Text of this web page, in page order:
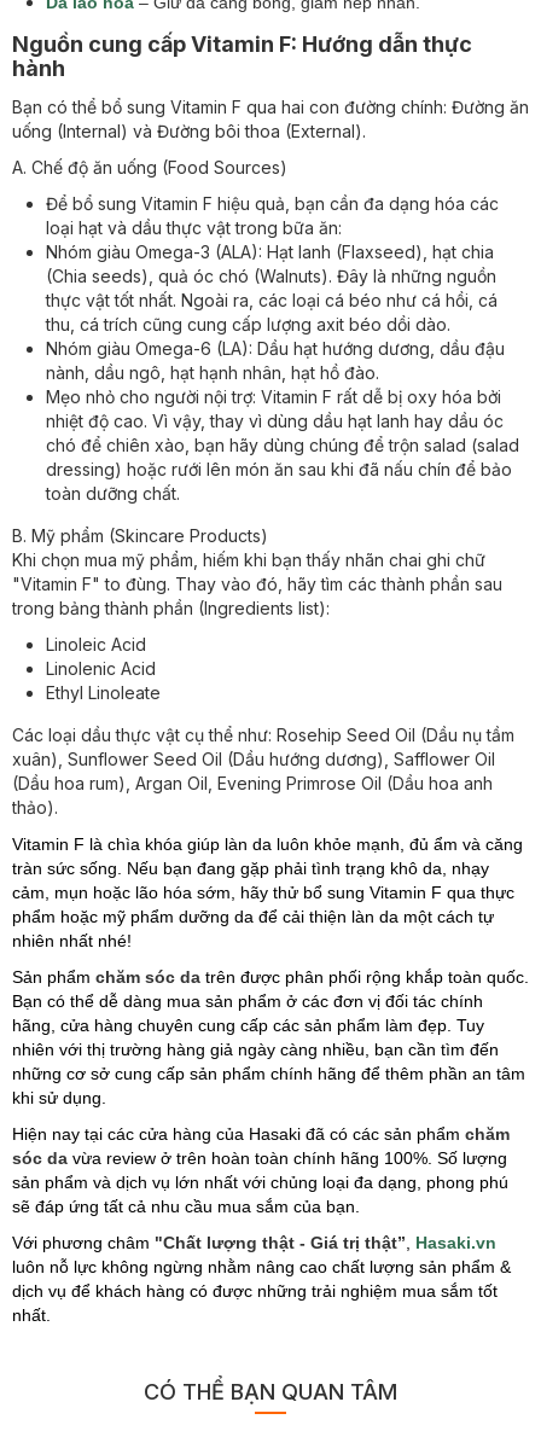
Nguồn cung cấp Vitamin F: Hướng dẫn thực
hành
Bạn có thể bổ sung Vitamin F qua hai con đường chính: Đường ăn
uống (Internal) và Đường bôi thoa (External).
A. Chế độ ăn uống (Food Sources)
Để bổ sung Vitamin F hiệu quả, bạn cần đa dạng hóa các
loại hạt và dầu thực vật trong bữa ăn:
Nhóm giàu Omega-3 (ALA): Hạt lanh (Flaxseed), hạt chia
(Chia seeds), quả óc chó (Walnuts). Đây là những nguồn
thực vật tốt nhất. Ngoài ra, các loại cá béo như cá hồi, cá
thu, cá trích cũng cung cấp lượng axit béo dồi dào.
Nhóm giàu Omega-6 (LA): Dầu hạt hướng dương, dầu đậu
nành, dầu ngô, hạt hạnh nhân, hạt hồ đào.
Mẹo nhỏ cho người nội trợ: Vitamin F rất dễ bị oxy hóa bởi
nhiệt độ cao. Vì vậy, thay vì dùng dầu hạt lanh hay dầu óc
chó để chiên xào, bạn hãy dùng chúng để trộn salad (salad
dressing) hoặc rưới lên món ăn sau khi đã nấu chín để bảo
toàn dưỡng chất.
B. Mỹ phẩm (Skincare Products)
Khi chọn mua mỹ phẩm, hiếm khi bạn thấy nhãn chai ghi chữ
"Vitamin F" to đùng. Thay vào đó, hãy tìm các thành phần sau
trong bảng thành phần (Ingredients list):
Linoleic Acid
Linolenic Acid
Ethyl Linoleate
Các loại dầu thực vật cụ thể như: Rosehip Seed Oil (Dầu nụ tầm
xuân), Sunflower Seed Oil (Dầu hướng dương), Safflower Oil
(Dầu hoa rum), Argan Oil, Evening Primrose Oil (Dầu hoa anh
thảo).
Vitamin F là chìa khóa giúp làn da luôn khỏe mạnh, đủ ẩm và căng
tràn sức sống. Nếu bạn đang gặp phải tình trạng khô da, nhạy
cảm, mụn hoặc lão hóa sớm, hãy thử bổ sung Vitamin F qua thực
phẩm hoặc mỹ phẩm dưỡng da để cải thiện làn da một cách tự
nhiên nhất nhé!
Sản phẩm chăm sóc da trên được phân phối rộng khắp toàn quốc.
Bạn có thể dễ dàng mua sản phẩm ở các đơn vị đối tác chính
hãng, cửa hàng chuyên cung cấp các sản phẩm làm đẹp. Tuy
nhiên với thị trường hàng giả ngày càng nhiều, bạn cần tìm đến
những cơ sở cung cấp sản phẩm chính hãng để thêm phần an tâm
khi sử dụng.
Hiện nay tại các cửa hàng của Hasaki đã có các sản phẩm chăm
sóc da vừa review ở trên hoàn toàn chính hãng 100%. Số lượng
sản phẩm và dịch vụ lớn nhất với chủng loại đa dạng, phong phú
sẽ đáp ứng tất cả nhu cầu mua sắm của bạn.
Với phương châm "Chất lượng thật - Giá trị thật”
Hasaki.vn
luôn nỗ lực không ngừng nhằm nâng cao chất lượng sản phẩm &
dịch vụ để khách hàng có được những trải nghiệm mua sắm tốt
nhất.
CÓ THỂ BẠN QUAN TÂM